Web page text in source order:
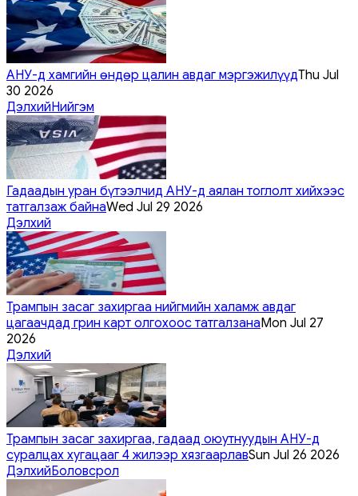
АНУ-д хамгийн өндөр цалин авдаг мэргэжилүүдThu Jul
30 2026
ДэлхийНийгэм
Гадаадын уран бүтээлчид АНУ-д аялан тоглолт хийхээс
татгалзаж байнаWed Jul 29 2026
Дэлхий
Трампын засаг захиргаа нийгмийн халамж авдаг
цагаачдад грин карт олгохоос татгалзанаMon Jul 27
2026
Дэлхий
Трампын засаг захиргаа, гадаад оюутнуудын АНУ-д
суралцах хугацааг 4 жилээр хязгаарлавSun Jul 26 2026
ДэлхийБоловсрол